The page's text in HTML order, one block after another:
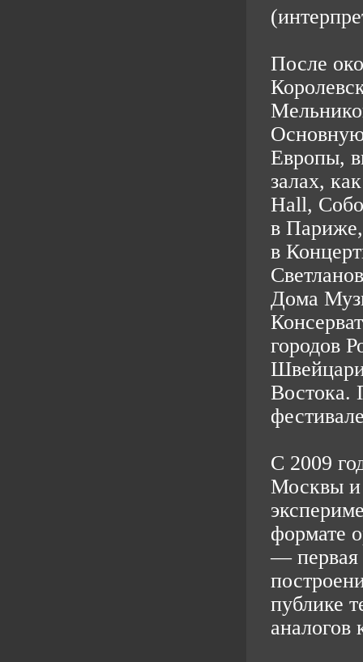
После
Основную
Европы,
залах,
Hall,
в
в
Дома
городов
Востока.
С 2009
Москвы и
формате
— первая
публике
аналогов